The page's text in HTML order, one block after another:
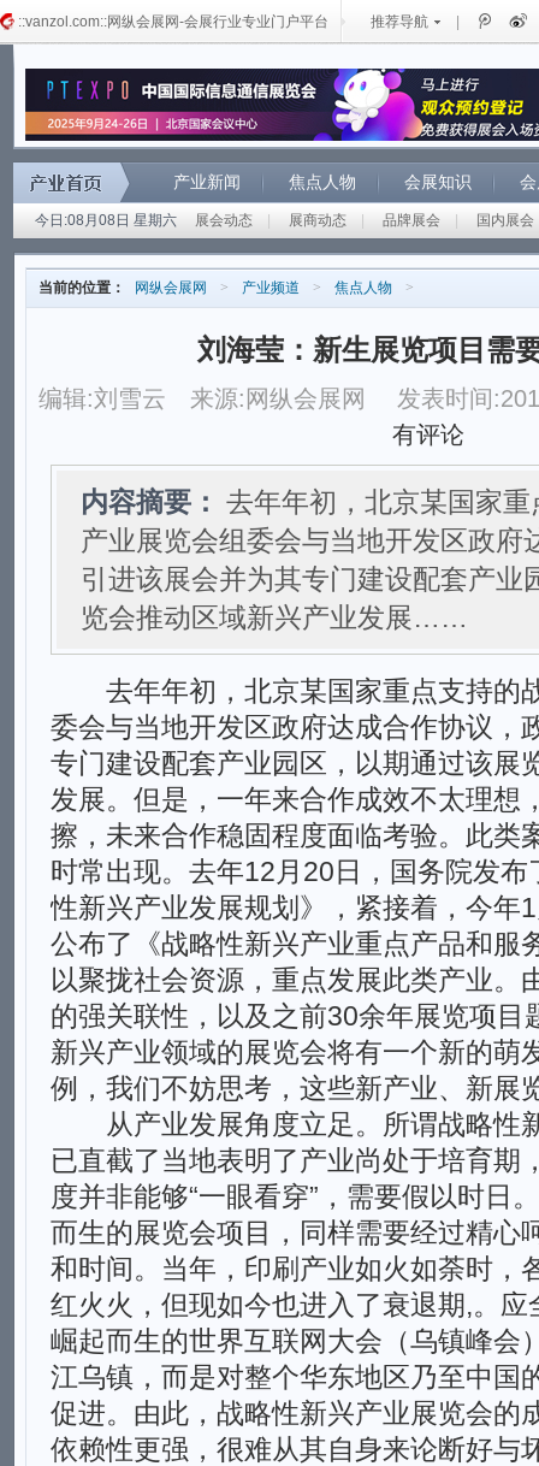
::vanzol.com::网纵会展网-会展行业专业门户平台 推荐导航
产业新闻 焦点人物 会展知识
今日:08月08日 星期六 展会动态 展商动态 品牌展会 国内展会
当前的位置： 网纵会展网 > 产业频道 > 焦点人物 >
刘海莹：新生展览项目需
编辑:刘雪云 来源:网纵会展网
发表时间
有评论
内容摘要： 去年年初，北京某国家
产业展览会组委会与当地开发区政府
引进该展会并为其专门建设配套产业
览会推动区域新兴产业发展……
去年年初，北京某国家重点支持的
委会与当地开发区政府达成合作协议，
专门建设配套产业园区，以期通过该展
发展。但是，一年来合作成效不太理想
擦，未来合作稳固程度面临考验。此类
时常出现。去年12月20日，国务院发布
性新兴产业发展规划》，紧接着，今年
公布了《战略性新兴产业重点产品和服
以聚拢社会资源，重点发展此类产业。
的强关联性，以及之前30余年展览项目
新兴产业领域的展览会将有一个新的萌
例，我们不妨思考，这些新产业、新展
从产业发展角度立足。所谓战略性新
已直截了当地表明了产业尚处于培育期
度并非能够“一眼看穿”，需要假以时日
而生的展览会项目，同样需要经过精心
和时间。当年，印刷产业如火如荼时，
红火火，但现如今也进入了衰退期,。
崛起而生的世界互联网大会（乌镇峰会
江乌镇，而是对整个华东地区乃至中国
促进。由此，战略性新兴产业展览会的
依赖性更强，很难从其自身来论断好与